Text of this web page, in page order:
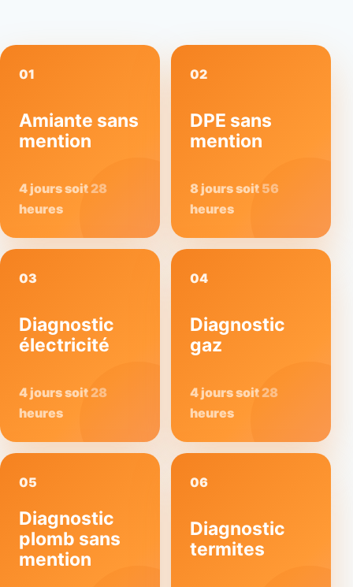
01
Amiante sans
mention
4 jours soit 28
heures
02
DPE sans
mention
8 jours soit 56
heures
03
Diagnostic
électricité
4 jours soit 28
heures
04
Diagnostic
gaz
4 jours soit 28
heures
05
Diagnostic
plomb sans
mention
06
Diagnostic
termites